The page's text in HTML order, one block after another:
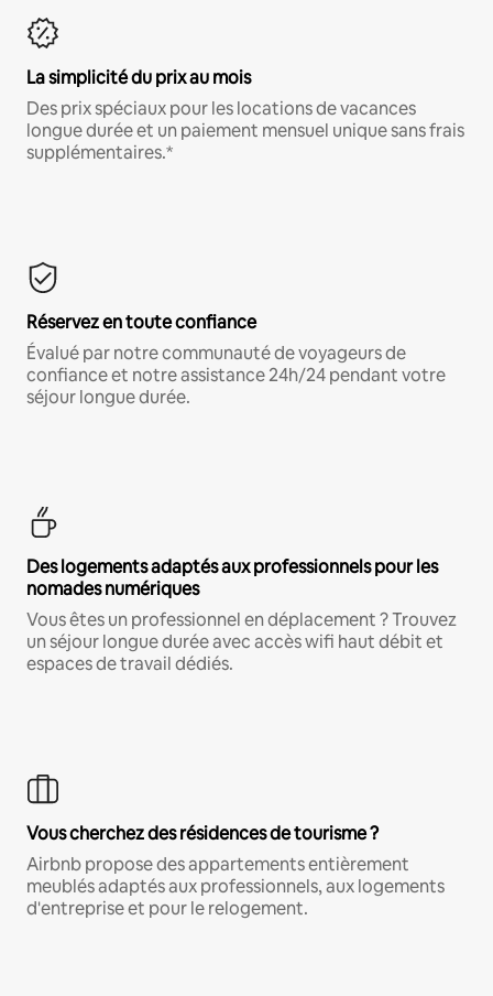
La simplicité du prix au mois
Des prix spéciaux pour les locations de vacances
longue durée et un paiement mensuel unique sans frais
supplémentaires.*
Réservez en toute confiance
Évalué par notre communauté de voyageurs de
confiance et notre assistance 24h/24 pendant votre
séjour longue durée.
Des logements adaptés aux professionnels pour les
nomades numériques
Vous êtes un professionnel en déplacement ? Trouvez
un séjour longue durée avec accès wifi haut débit et
espaces de travail dédiés.
Vous cherchez des résidences de tourisme ?
Airbnb propose des appartements entièrement
meublés adaptés aux professionnels, aux logements
d'entreprise et pour le relogement.